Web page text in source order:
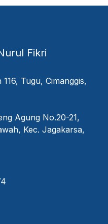
Fikri
Tugu, Cimanggis,
Agung No.20-21,
Kec. Jagakarsa,